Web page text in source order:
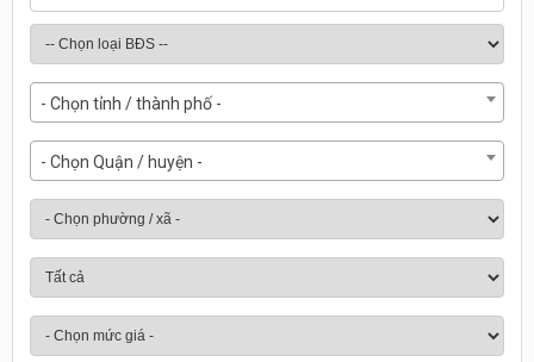
- Chọn tỉnh / thành phố -
- Chọn Quận / huyện -